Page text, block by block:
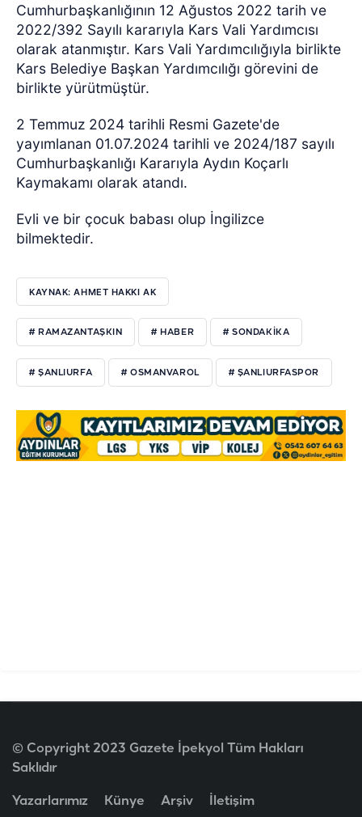
Cumhurbaşkanlığının 12 Ağustos 2022 tarih ve
2022/392 Sayılı kararıyla Kars Vali Yardımcısı
olarak atanmıştır. Kars Vali Yardımcılığıyla birlikte
Kars Belediye Başkan Yardımcılığı görevini de
birlikte yürütmüştür.
2 Temmuz 2024 tarihli Resmi Gazete'de
yayımlanan 01.07.2024 tarihli ve 2024/187 sayılı
Cumhurbaşkanlığı Kararıyla Aydın Koçarlı
Kaymakamı olarak atandı.
Evli ve bir çocuk babası olup İngilizce
bilmektedir.
KAYNAK: AHMET HAKKI AK
# RAMAZANTAŞKIN # HABER # SONDAKIKA
# ŞANLIURFA # OSMANVAROL # ŞANLIURFASPOR
© Copyright 2023 Gazete İpekyol Tüm Hakları
Saklıdır
Yazarlarımız Künye Arşiv
İletişim